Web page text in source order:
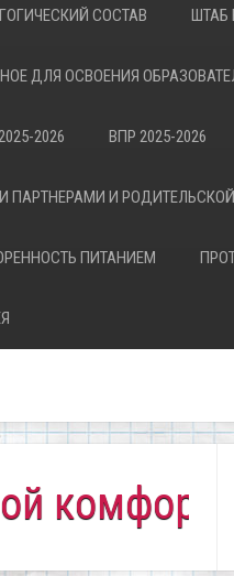
СОСТАВ ШТАБ
ДЛЯ ОСВОЕНИЯ
2026 ВПР 2025-2026
И
ПИТАНИЕМ
всем!"